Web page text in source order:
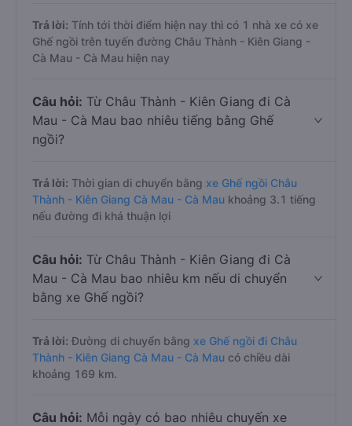
Trả lời: Tính tới thời điểm hiện nay thì có 1 nhà xe có xe
Ghế ngồi trên tuyến đường Châu Thành - Kiên Giang -
Cà Mau - Cà Mau hiện nay
Câu hỏi: Từ Châu Thành - Kiên Giang đi Cà
Mau - Cà Mau bao nhiêu tiếng bằng Ghế
ngồi?
Trả lời: Thời gian di chuyển bằng xe Ghế ngồi Châu
Thành - Kiên Giang Cà Mau - Cà Mau khoảng 3.1 tiếng
nếu đường đi khá thuận lợi
Câu hỏi: Từ Châu Thành - Kiên Giang đi Cà
Mau - Cà Mau bao nhiêu km nếu di chuyển
bằng xe Ghế ngồi?
Trả lời: Đường di chuyển bằng xe Ghế ngồi đi Châu
Thành - Kiên Giang Cà Mau - Cà Mau có chiều dài
khoảng 169 km.
Câu hỏi: Mỗi ngày có bao nhiêu chuyến xe